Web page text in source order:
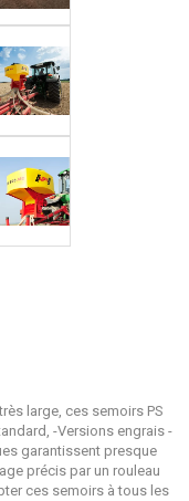
large, ces semoirs PS
-Versions engrais -
garantissent presque
précis par un rouleau
ces semoirs à tous les